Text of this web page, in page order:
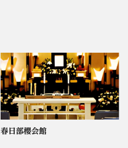
春日部櫻会館